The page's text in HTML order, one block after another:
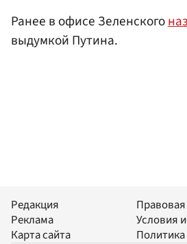
Ранее в офисе Зеленского
выдумкой Путина.
Редакция
Реклама
Карта сайта
Условия